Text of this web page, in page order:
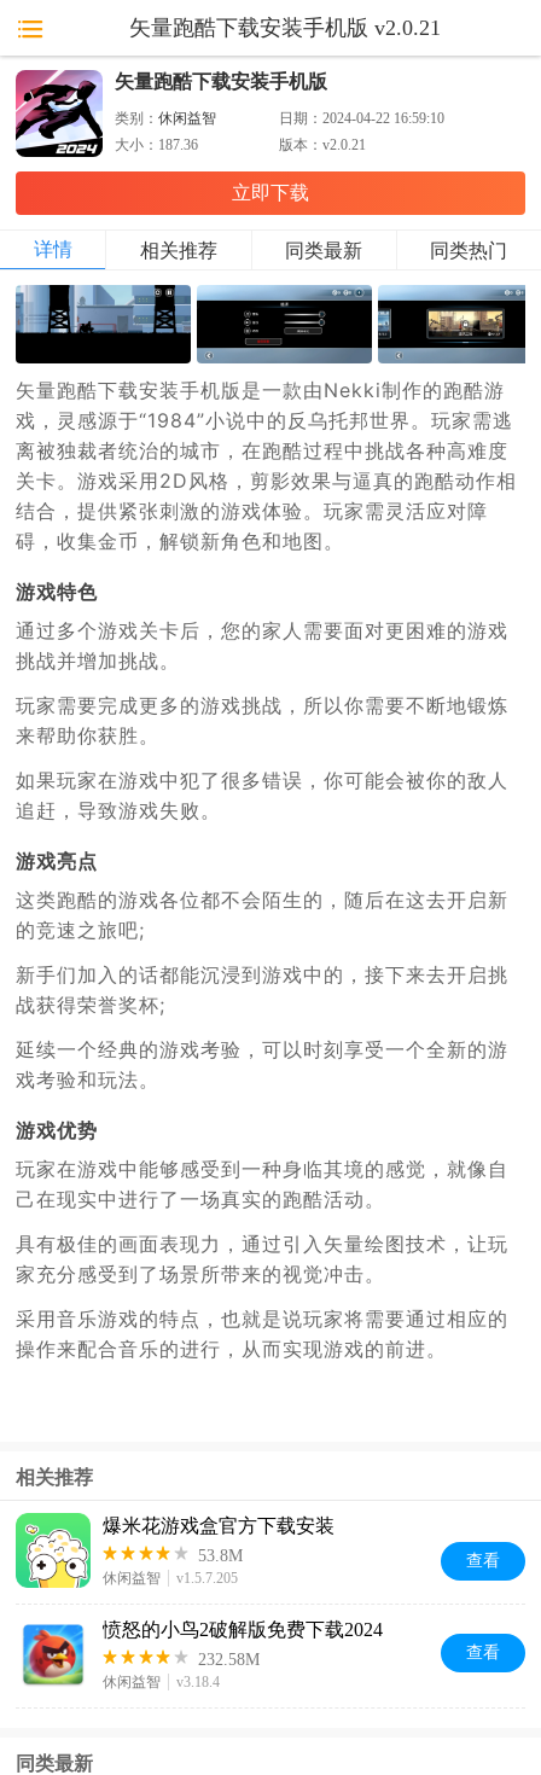
矢量跑酷下载安装手机版 v2.0.21
矢量跑酷下载安装手机版
类别：休闲益智 日期：2024-04-22 16:59:10
大小： 187.36 版本：v2.0.21
立即下载
详情 相关推荐 同类最新 同类热门
矢量跑酷下载安装手机版是一款由Nekki制作的跑酷游
戏，灵感源于“1984”小说中的反乌托邦世界。玩家需逃
离被独裁者统治的城市，在跑酷过程中挑战各种高难度
关卡。游戏采用2D风格，剪影效果与逼真的跑酷动作相
结合，提供紧张刺激的游戏体验。玩家需灵活应对障
碍，收集金币，解锁新角色和地图。
游戏特色
通过多个游戏关卡后，您的家人需要面对更困难的游戏
挑战并增加挑战。
玩家需要完成更多的游戏挑战，所以你需要不断地锻炼
来帮助你获胜。
如果玩家在游戏中犯了很多错误，你可能会被你的敌人
追赶，导致游戏失败。
游戏亮点
这类跑酷的游戏各位都不会陌生的，随后在这去开启新
的竞速之旅吧;
新手们加入的话都能沉浸到游戏中的，接下来去开启挑
战获得荣誉奖杯;
延续一个经典的游戏考验，可以时刻享受一个全新的游
戏考验和玩法。
游戏优势
玩家在游戏中能够感受到一种身临其境的感觉，就像自
己在现实中进行了一场真实的跑酷活动。
具有极佳的画面表现力，通过引入矢量绘图技术，让玩
家充分感受到了场景所带来的视觉冲击。
采用音乐游戏的特点，也就是说玩家将需要通过相应的
操作来配合音乐的进行，从而实现游戏的前进。
相关推荐
爆米花游戏盒官方下载安装
53.8M
休闲益智 v1.5.7.205
查看
愤怒的小鸟2破解版免费下载2024
232.58M
休闲益智 v3.18.4
查看
同类最新